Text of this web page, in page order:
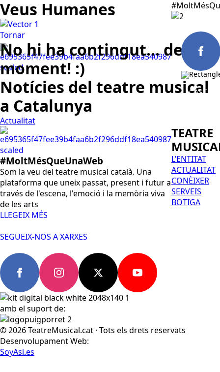
CAST
Veus Humanes
Tornar
No hi ha contingut... de
moment! :)
Notícies del teatre musical
a Catalunya
Actualitat
#MoltMésQueUnaWeb
Som la veu del teatre musical català. Una
plataforma que uneix passat, present i futur a
través de l'escena, l'emoció i la memòria viva
de les arts
TEATRE
L’ENTITAT
ACTUALITAT
CONÈIXER
SERVEIS
BOTIGA
LLEGEIX MÉS
SEGUEIX-NOS A XARXES
amb el suport de:
© 2026 TeatreMusical.cat · Tots els drets reservats
Desenvolupament Web:
SoyAsi.es